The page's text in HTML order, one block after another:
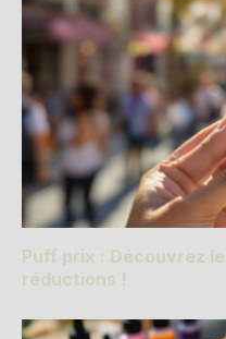
Puff prix : Découvrez
réductions !